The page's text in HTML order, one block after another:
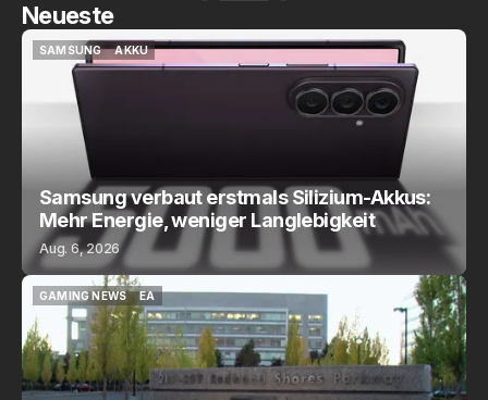
Neueste
SAMSUNG
SAMSUNG
AKKU
AKKU
Samsung verbaut erstmals Silizium-Akkus:
Mehr Energie, weniger Langlebigkeit
Aug. 6, 2026
GAMING NEWS
GAMING NEWS
EA
EA